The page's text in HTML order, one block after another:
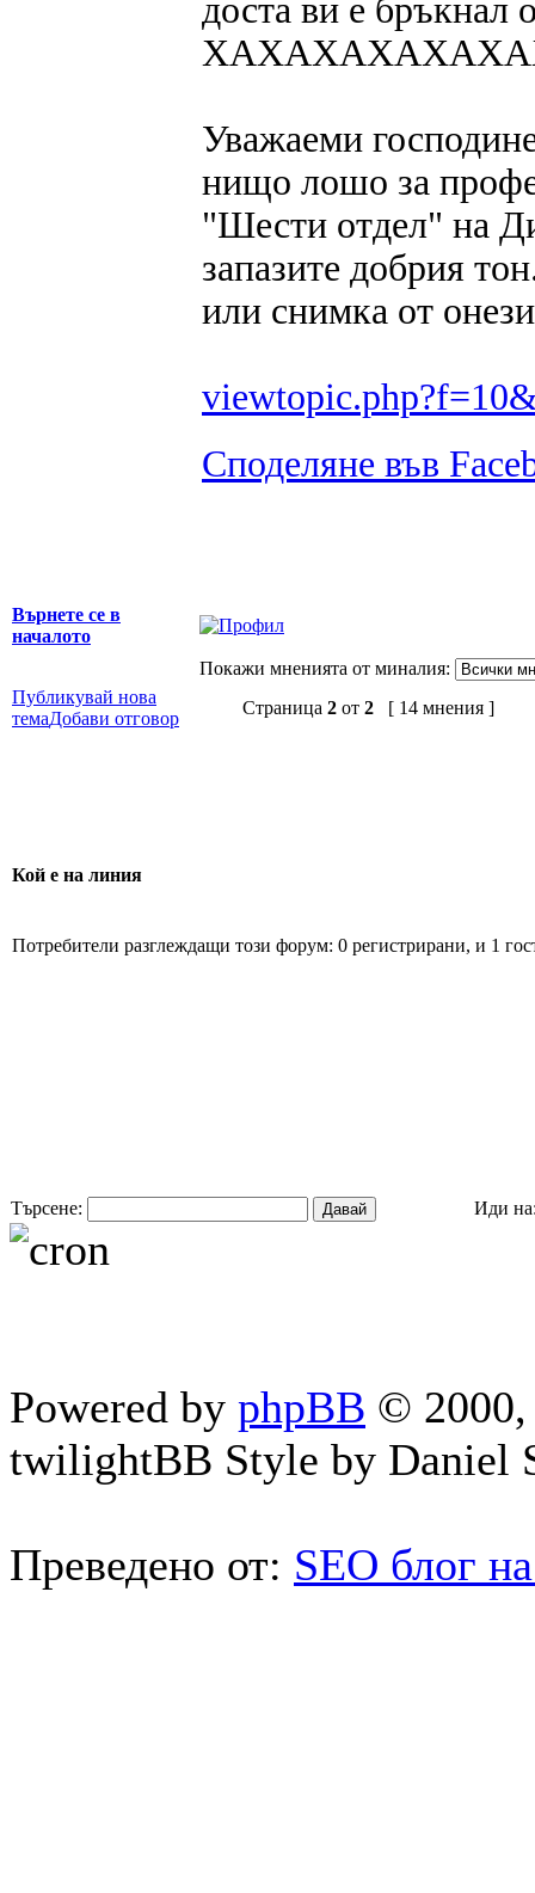
доста ви е бръкнал
Уважаеми
нищо лошо за
"Шести отдел" на
запазите добрия
или снимка от
Споделяне във
Върнете се в
началото
Покажи мненията от миналия:
Публикувай нова
темаДобави отговор
Страница 2 от 2 [ 14 мнения ]
Кой е на линия
Потребители разглеждащи този форум: 0 регистрирани, и 1
Търсене: Иди
Powered by phpBB © 2000,
twilightBB Style by Daniel
Преведено от: SEO блог